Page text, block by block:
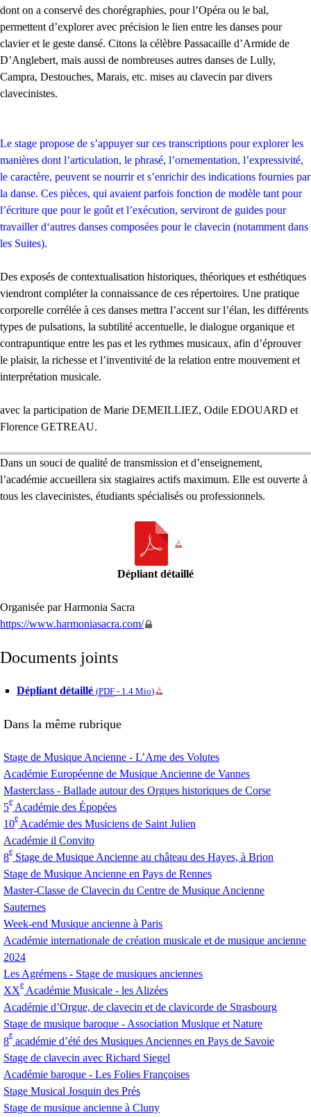
dont on a conservé des chorégraphies, pour l’Opéra ou le bal,
permettent d’explorer avec précision le lien entre les danses pour
clavier et le geste dansé. Citons la célèbre Passacaille d’Armide de
D’Anglebert, mais aussi de nombreuses autres danses de Lully,
Campra, Destouches, Marais, etc. mises au clavecin par divers
clavecinistes.
Le stage propose de s’appuyer sur ces transcriptions pour explorer les
manières dont l’articulation, le phrasé, l’ornementation, l’expressivité,
le caractère, peuvent se nourrir et s’enrichir des indications fournies par
la danse. Ces pièces, qui avaient parfois fonction de modèle tant pour
l’écriture que pour le goût et l’exécution, serviront de guides pour
travailler d‘autres danses composées pour le clavecin (notamment dans
les Suites).
Des exposés de contextualisation historiques, théoriques et esthétiques
viendront compléter la connaissance de ces répertoires. Une pratique
corporelle corrélée à ces danses mettra l’accent sur l’élan, les différents
types de pulsations, la subtilité accentuelle, le dialogue organique et
contrapuntique entre les pas et les rythmes musicaux, afin d’éprouver
le plaisir, la richesse et l’inventivité de la relation entre mouvement et
interprétation musicale.
avec la participation de Marie DEMEILLIEZ, Odile EDOUARD et
Florence GETREAU.
Dans un souci de qualité de transmission et d’enseignement,
l’académie accueillera six stagiaires actifs maximum. Elle est ouverte à
tous les clavecinistes, étudiants spécialisés ou professionnels.
Dépliant détaillé
Organisée par Harmonia Sacra
https://www.harmoniasacra.com/
Documents joints
Dépliant détaillé (PDF - 1.4 Mio)
Dans la même rubrique
Stage de Musique Ancienne - L’Ame des Volutes
Académie Européenne de Musique Ancienne de Vannes
Masterclass - Ballade autour des Orgues historiques de Corse
5
e
Académie des Épopées
10
e
Académie des Musiciens de Saint Julien
Académie il Convito
8
e
Stage de Musique Ancienne au château des Hayes, à Brion
Stage de Musique Ancienne en Pays de Rennes
Master-Classe de Clavecin du Centre de Musique Ancienne
Sauternes
Week-end Musique ancienne à Paris
Académie internationale de création musicale et de musique ancienne
2024
Les Agrémens - Stage de musiques anciennes
XX
e
Académie Musicale - les Alizées
Académie d’Orgue, de clavecin et de clavicorde de Strasbourg
Stage de musique baroque - Association Musique et Nature
8
e
académie d’été des Musiques Anciennes en Pays de Savoie
Stage de clavecin avec Richard Siegel
Académie baroque - Les Folies Françoises
Stage Musical Josquin des Prés
Stage de musique ancienne à Cluny